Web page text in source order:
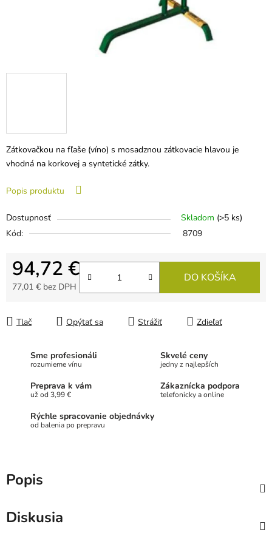
Zátkovačkou na fľaše (víno) s mosadznou zátkovacie hlavou je
vhodná na korkovej a syntetické zátky.
Popis produktu
Dostupnosť Skladom (>5 ks)
Kód:
8709
94,72 €
77,01 € bez DPH
DO KOŠÍKA
Tlač Opýtať sa Strážiť Zdieľať
Sme profesionáli
rozumieme vínu
Skvelé ceny
jedny z najlepších
Preprava k vám
už od 3,99 €
Zákaznícka podpora
telefonicky a online
Rýchle spracovanie objednávky
od balenia po prepravu
Popis
Diskusia